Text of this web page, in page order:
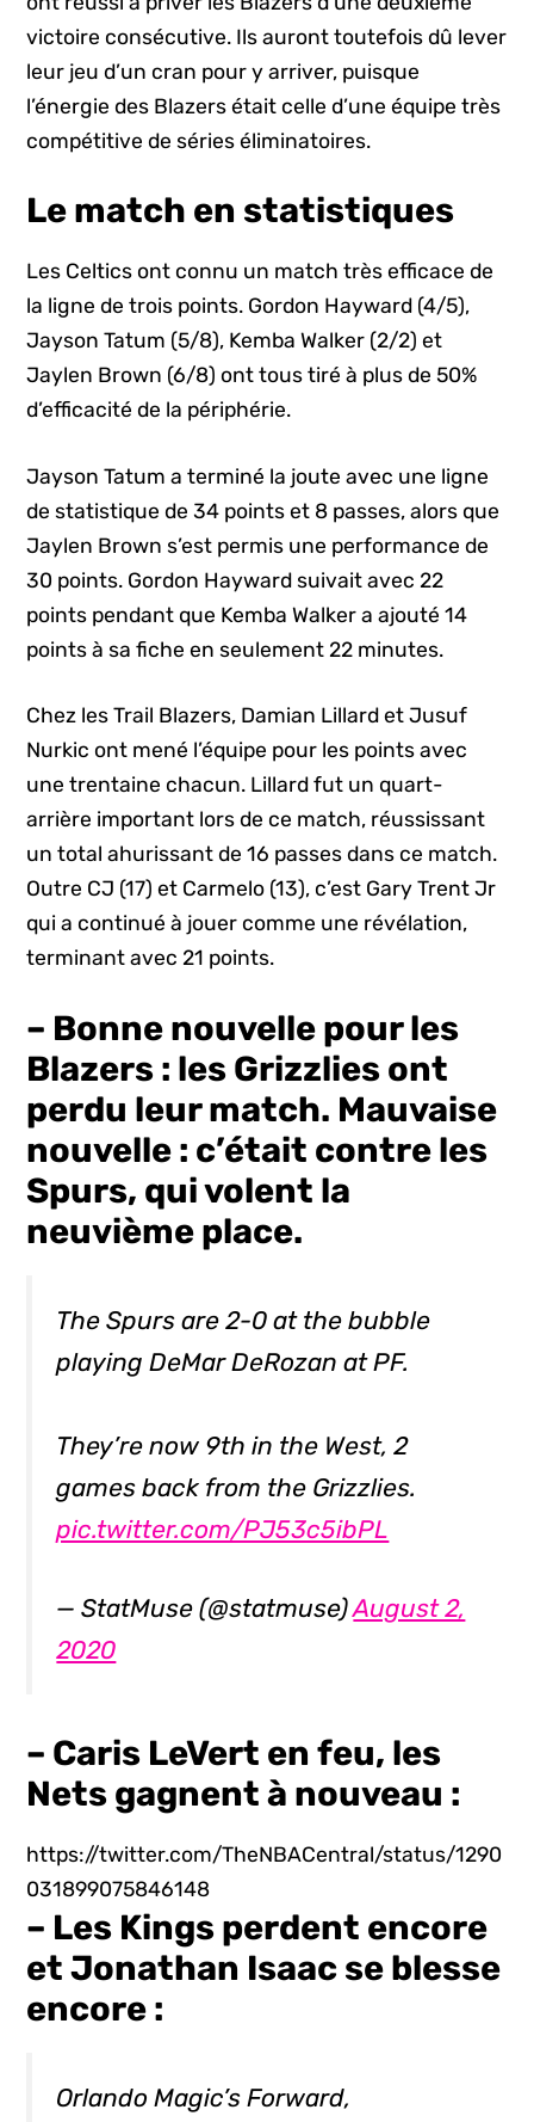
victoire consécutive. Ils auront toutefois dû lever
leur jeu d’un cran pour y arriver, puisque
l’énergie des Blazers était celle d’une équipe très
compétitive de séries éliminatoires.
Le match en statistiques
Les Celtics ont connu un match très efficace de
la ligne de trois points. Gordon Hayward (4/5),
Jayson Tatum (5/8), Kemba Walker (2/2) et
Jaylen Brown (6/8) ont tous tiré à plus de 50%
d’efficacité de la périphérie.
Jayson Tatum a terminé la joute avec une ligne
de statistique de 34 points et 8 passes, alors que
Jaylen Brown s’est permis une performance de
30 points. Gordon Hayward suivait avec 22
points pendant que Kemba Walker a ajouté 14
points à sa fiche en seulement 22 minutes.
Chez les Trail Blazers, Damian Lillard et Jusuf
Nurkic ont mené l’équipe pour les points avec
une trentaine chacun. Lillard fut un quart-
arrière important lors de ce match, réussissant
un total ahurissant de 16 passes dans ce match.
Outre CJ (17) et Carmelo (13), c’est Gary Trent Jr
qui a continué à jouer comme une révélation,
terminant avec 21 points.
– Bonne nouvelle pour les
Blazers : les Grizzlies ont
perdu leur match. Mauvaise
nouvelle : c’était contre les
Spurs, qui volent la
neuvième place.
The Spurs are 2-0 at the bubble
playing DeMar DeRozan at PF.
They’re now 9th in the West, 2
games back from the Grizzlies.
pic.twitter.com/PJ53c5ibPL
— StatMuse (@statmuse)August 2,
2020
– Caris LeVert en feu, les
Nets gagnent à nouveau :
https://twitter.com/TheNBACentral/status/1290
031899075846148
– Les Kings perdent encore
et Jonathan Isaac se blesse
encore :
Orlando Magic’s Forward,